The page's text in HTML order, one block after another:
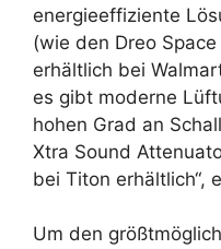
energieeffiziente
(wie den Dreo
erhältlich bei
es gibt moderne
hohen Grad an
Xtra Sound
bei Titon erhältlich“,
Um den